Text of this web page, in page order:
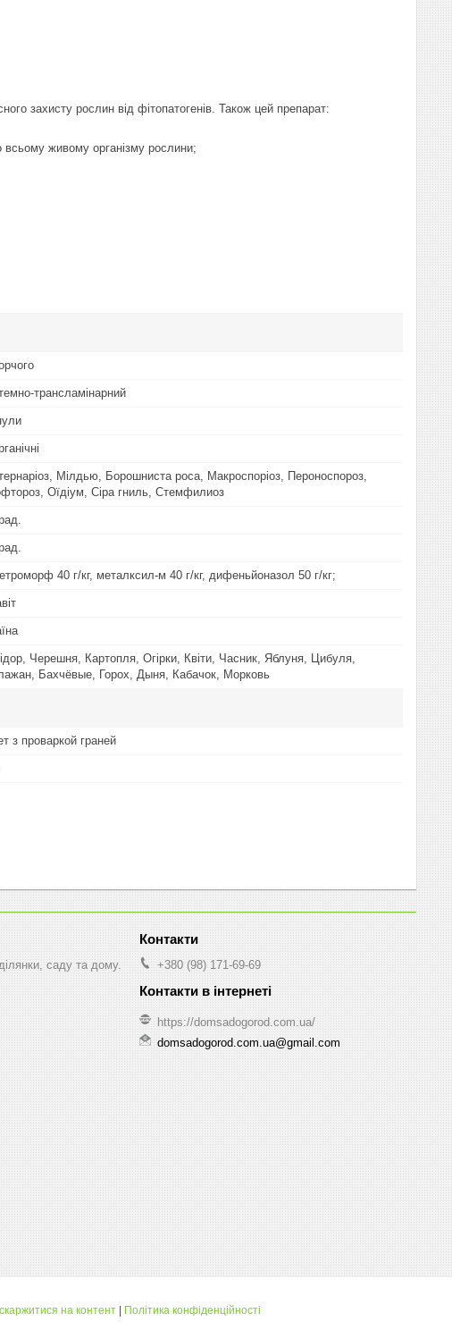
захисту рослин від фітопатогенів. Також цей препарат:
всьому живому організму рослини;
трансламінарний
Мілдью, Борошниста роса, Макроспоріоз, Пероноспороз,
Оїдіум, Сіра гниль, Стемфилиоз
40 г/кг, металксил-м 40 г/кг, дифеньйоназол 50 г/кг;
Черешня, Картопля, Огірки, Квіти, Часник, Яблуня, Цибуля,
Бахчёвые, Горох, Дыня, Кабачок, Морковь
з проваркой граней
саду та дому. +380 (98) 171-69-69
https://domsadogorod.com.ua/
domsadogorod.com.ua@gmail.com
на контент | Політика конфіденційності